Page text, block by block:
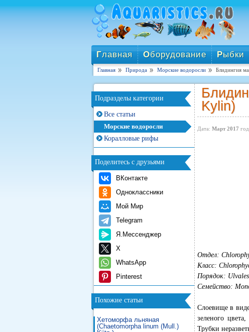
Главная Оборудование Рыбки
Главная Природа Морские водоросли Блидингия
Подразделы категории
Все статьи
Морские водоросли
Коралловые рифы
Поделитесь с друзьями
ВКонтакте
Одноклассники
Мой Мир
Telegram
Я.Мессенджер
X
WhatsApp
Pinterest
Похожие статьи
Хетоморфа льняная
(Chaetomorpha linum (Mull.)
Kylin)
Дата: Март 2017
Отдел:
Класс:
Порядок:
Семейство:
Слоевище в
зеленого
Трубки